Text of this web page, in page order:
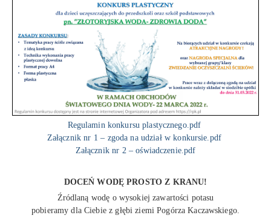
Regulamin konkursu plastycznego.pdf
Załącznik nr 1 – zgoda na udział w konkursie.pdf
Załącznik nr 2 – oświadczenie.pdf
DOCEŃ WODĘ PROSTO Z KRANU!
Źródlaną wodę o wysokiej zawartości potasu
pobieramy dla Ciebie z głębi ziemi Pogórza Kaczawskiego.